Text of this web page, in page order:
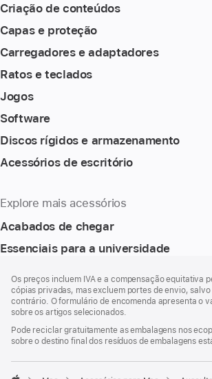
Criação de conteúdos
Capas e proteção
Carregadores e adaptadores
Ratos e teclados
Jogos
Software
Discos rígidos e armazenamento
Acessórios de escritório
Explore mais acessórios
Acabados de chegar
Essenciais para a universidade
de
rodapé
Os preços incluem IVA e a compensação equitativa
cópias privadas, mas excluem portes de envio,
contrário. O formulário de encomenda apresenta o
sobre os artigos selecionados.
Pode reciclar gratuitamente as embalagens nos
sobre o destino final dos resíduos de embalagens